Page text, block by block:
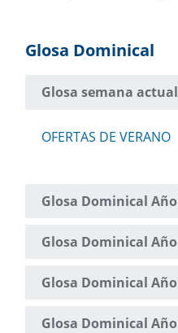
Glosa Dominical
Glosa semana actual
OFERTAS DE VERANO
Glosa Dominical Año
Glosa Dominical Año
Glosa Dominical Año
Glosa Dominical Año